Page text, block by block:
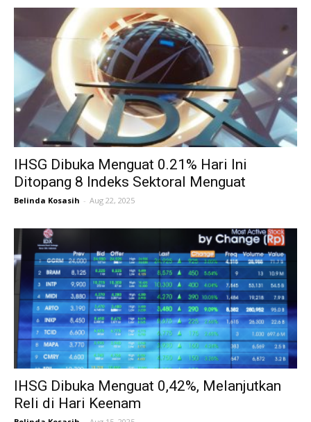
IHSG Dibuka Menguat 0.21% Hari Ini
Ditopang 8 Indeks Sektoral Menguat
Belinda Kosasih - Aug 22, 2025
IHSG Dibuka Menguat 0,42%, Melanjutkan
Reli di Hari Keenam